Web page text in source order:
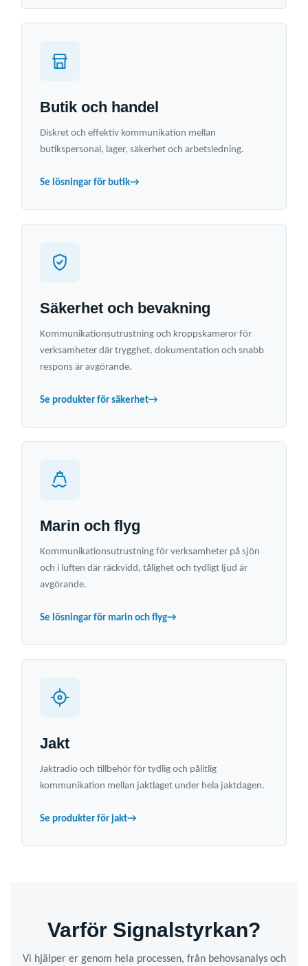
Butik och handel
Diskret och effektiv kommunikation mellan
butikspersonal, lager, säkerhet och arbetsledning.
Se lösningar för butik→
Säkerhet och bevakning
Kommunikationsutrustning och kroppskameror för
verksamheter där trygghet, dokumentation och snabb
respons är avgörande.
Se produkter för säkerhet→
Marin och flyg
Kommunikationsutrustning för verksamheter på sjön
och i luften där räckvidd, tålighet och tydligt ljud är
avgörande.
Se lösningar för marin och flyg→
Jakt
Jaktradio och tillbehör för tydlig och pålitlig
kommunikation mellan jaktlaget under hela jaktdagen.
Se produkter för jakt→
Varför Signalstyrkan?
Vi hjälper er genom hela processen, från behovsanalys och